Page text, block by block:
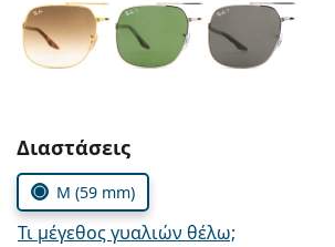
Συμπληρώστε τις
Διαστάσεις
M (59 mm)
Τι μέγεθος γυαλιών θέλω;